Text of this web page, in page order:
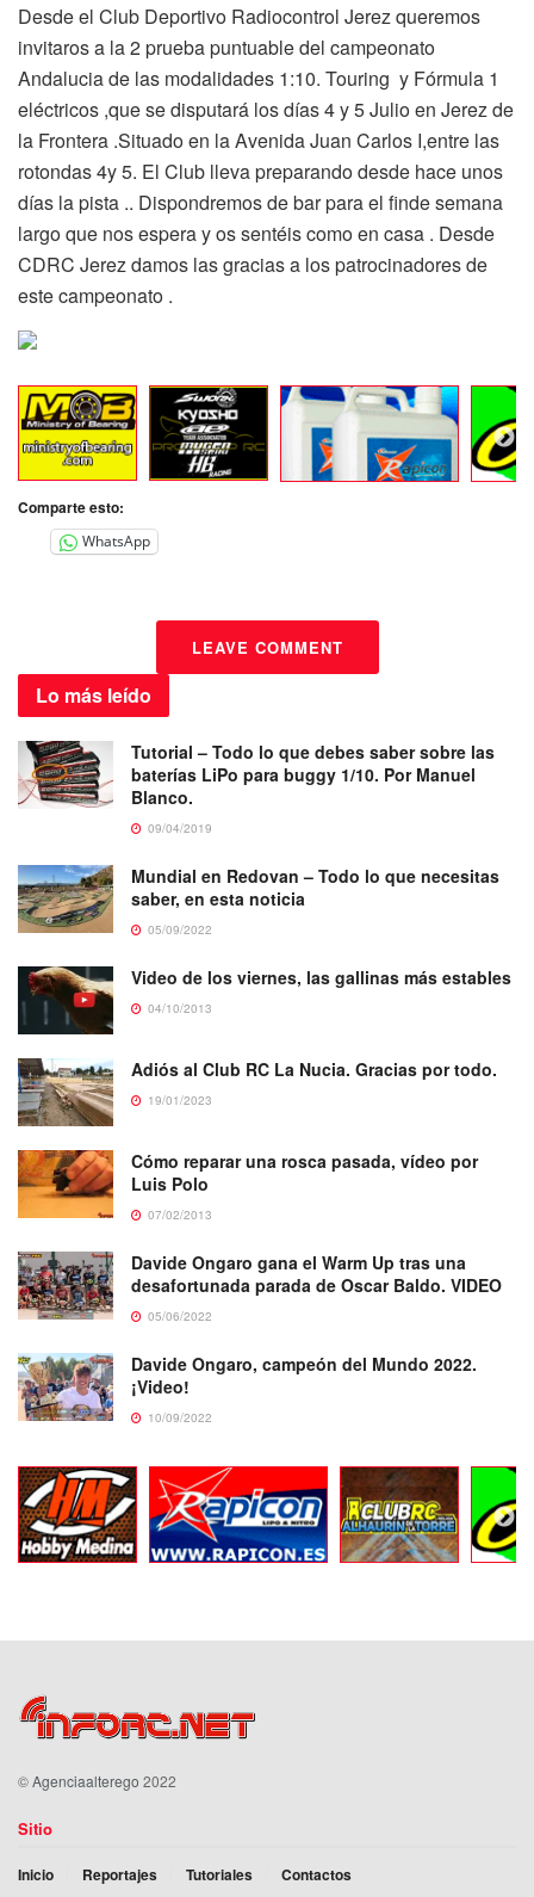
Desde el Club Deportivo Radiocontrol Jerez queremos
invitaros a la 2 prueba puntuable del campeonato
Andalucia de las modalidades 1:10. Touring y Fórmula 1
eléctricos ,que se disputará los días 4 y 5 Julio en Jerez de
la Frontera .Situado en la Avenida Juan Carlos I,entre las
rotondas 4y 5. El Club lleva preparando desde hace unos
días la pista .. Dispondremos de bar para el finde semana
largo que nos espera y os sentéis como en casa . Desde
CDRC Jerez damos las gracias a los patrocinadores de
este campeonato .
Comparte esto:
WhatsApp
LEAVE COMMENT
Lo más leído
Tutorial – Todo lo que debes saber sobre las
baterías LiPo para buggy 1/10. Por Manuel
Blanco.
09/04/2019
Mundial en Redovan – Todo lo que necesitas
saber, en esta noticia
05/09/2022
Video de los viernes, las gallinas más estables
04/10/2013
Adiós al Club RC La Nucia. Gracias por todo.
19/01/2023
Cómo reparar una rosca pasada, vídeo por
Luis Polo
07/02/2013
Davide Ongaro gana el Warm Up tras una
desafortunada parada de Oscar Baldo. VIDEO
05/06/2022
Davide Ongaro, campeón del Mundo 2022.
¡Video!
10/09/2022
©Agenciaalterego 2022
Sitio
Inicio Reportajes Tutoriales Contactos